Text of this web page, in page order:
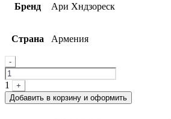
Бренд Ари Хндзореск
Страна Армения
Quantity
-
1
+
Добавить в корзину и оформить